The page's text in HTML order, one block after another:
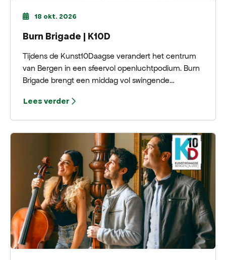
18 okt. 2026
Burn Brigade | K10D
Tijdens de Kunst10Daagse verandert het centrum
van Bergen in een sfeervol openluchtpodium. Burn
Brigade brengt een middag vol swingende
arrangementen.
Lees verder